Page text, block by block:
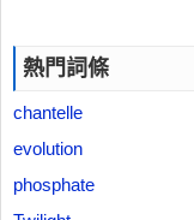
熱門詞條
chantelle
evolution
phosphate